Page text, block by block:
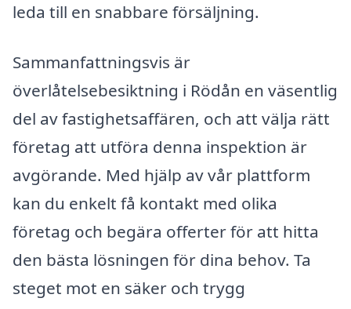
leda till en snabbare försäljning.
Sammanfattningsvis är
överlåtelsebesiktning i Rödån en väsentlig
del av fastighetsaffären, och att välja rätt
företag att utföra denna inspektion är
avgörande. Med hjälp av vår plattform
kan du enkelt få kontakt med olika
företag och begära offerter för att hitta
den bästa lösningen för dina behov. Ta
steget mot en säker och trygg